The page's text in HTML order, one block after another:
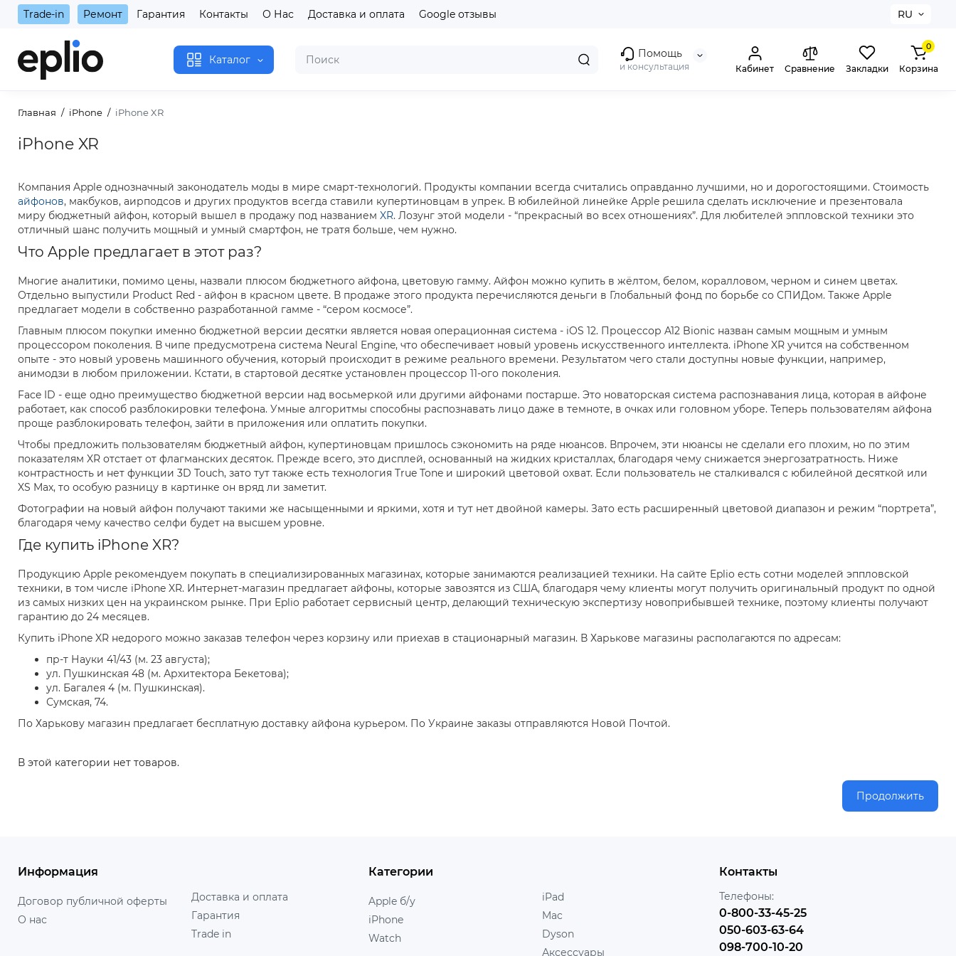
Trade-in Ремонт Гарантия Контакты О Нас Доставка и оплата Google отзывы RU
Каталог Помощь
и консультация Кабинет Сравнение Закладки
0
Корзина
Главная iPhone iPhone XR
iPhone XR
Компания Apple однозначный законодатель моды в мире смарт-технологий. Продукты компании всегда считались оправданно лучшими, но и дорогостоящими. Стоимость
айфонов, макбуков, аирподсов и других продуктов всегда ставили купертиновцам в упрек. В юбилейной линейке Apple решила сделать исключение и презентовала
миру бюджетный айфон, который вышел в продажу под названием XR. Лозунг этой модели - “прекрасный во всех отношениях”. Для любителей эппловской техники это
отличный шанс получить мощный и умный смартфон, не тратя больше, чем нужно.
Что Apple предлагает в этот раз?
Многие аналитики, помимо цены, назвали плюсом бюджетного айфона, цветовую гамму. Айфон можно купить в жёлтом, белом, коралловом, черном и синем цветах.
Отдельно выпустили Product Red - айфон в красном цвете. В продаже этого продукта перечисляются деньги в Глобальный фонд по борьбе со СПИДом. Также Apple
предлагает модели в собственно разработанной гамме - “сером космосе”.
Главным плюсом покупки именно бюджетной версии десятки является новая операционная система - iOS 12. Процессор A12 Bionic назван самым мощным и умным
процессором поколения. В чипе предусмотрена система Neural Engine, что обеспечивает новый уровень искусственного интеллекта. iPhone XR учится на собственном
опыте - это новый уровень машинного обучения, который происходит в режиме реального времени. Результатом чего стали доступны новые функции, например,
анимодзи в любом приложении. Кстати, в стартовой десятке установлен процессор 11-ого поколения.
Face ID - еще одно преимущество бюджетной версии над восьмеркой или другими айфонами постарше. Это новаторская система распознавания лица, которая в айфоне
работает, как способ разблокировки телефона. Умные алгоритмы способны распознавать лицо даже в темноте, в очках или головном уборе. Теперь пользователям айфона
проще разблокировать телефон, зайти в приложения или оплатить покупки.
Чтобы предложить пользователям бюджетный айфон, купертиновцам пришлось сэкономить на ряде нюансов. Впрочем, эти нюансы не сделали его плохим, но по этим
показателям XR отстает от флагманских десяток. Прежде всего, это дисплей, основанный на жидких кристаллах, благодаря чему снижается энергозатратность. Ниже
контрастность и нет функции 3D Touch, зато тут также есть технология True Tone и широкий цветовой охват. Если пользователь не сталкивался с юбилейной десяткой или
XS Max, то особую разницу в картинке он вряд ли заметит.
Фотографии на новый айфон получают такими же насыщенными и яркими, хотя и тут нет двойной камеры. Зато есть расширенный цветовой диапазон и режим “портрета”,
благодаря чему качество селфи будет на высшем уровне.
Где купить iPhone XR?
Продукцию Apple рекомендуем покупать в специализированных магазинах, которые занимаются реализацией техники. На сайте Eplio есть сотни моделей эппловской
техники, в том числе iPhone XR. Интернет-магазин предлагает айфоны, которые завозятся из США, благодаря чему клиенты могут получить оригинальный продукт по одной
из самых низких цен на украинском рынке. При Eplio работает сервисный центр, делающий техническую экспертизу новоприбывшей технике, поэтому клиенты получают
гарантию до 24 месяцев.
Купить iPhone XR недорого можно заказав телефон через корзину или приехав в стационарный магазин. В Харькове магазины располагаются по адресам:
пр-т Науки 41/43 (м. 23 августа);
ул. Пушкинская 48 (м. Архитектора Бекетова);
ул. Багалея 4 (м. Пушкинская).
Сумская, 74.
По Харькову магазин предлагает бесплатную доставку айфона курьером. По Украине заказы отправляются Новой Почтой.
В этой категории нет товаров.
Продолжить
Информация
Договор публичной оферты
О нас
Доставка и оплата
Гарантия
Trade in
Категории
Apple б/у
iPhone
Watch
iPad
Mac
Dyson
Аксессуары
Контакты
Телефоны:
0-800-33-45-25
050-603-63-64
098-700-10-20